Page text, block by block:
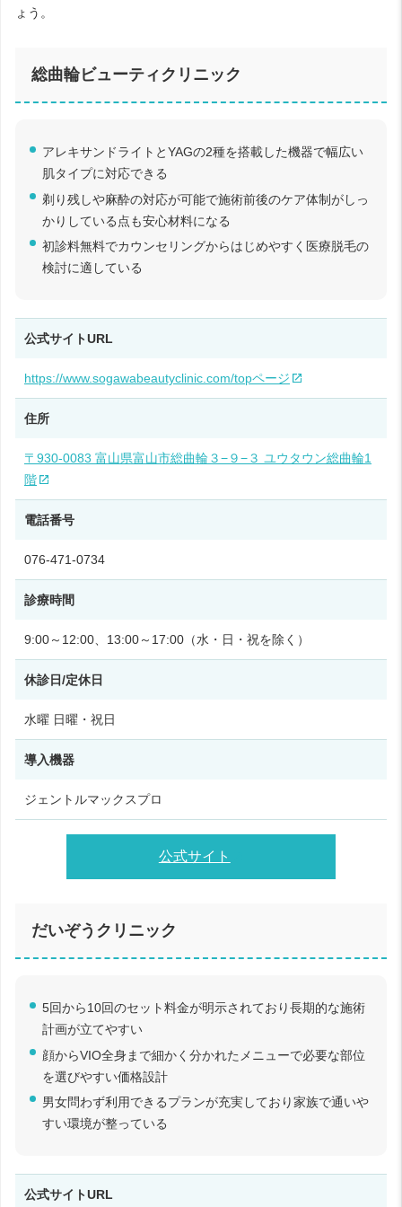
ょう。
総曲輪ビューティクリニック
アレキサンドライトとYAGの2種を搭載した機器で幅広い
肌タイプに対応できる
剃り残しや麻酔の対応が可能で施術前後のケア体制がしっ
かりしている点も安心材料になる
初診料無料でカウンセリングからはじめやすく医療脱毛の
検討に適している
公式サイトURL
https://www.sogawabeautyclinic.com/topページ
住所
〒930-0083 富山県富山市総曲輪３−９−３ ユウタウン総曲輪1
階
電話番号
076-471-0734
診療時間
9:00～12:00、13:00～17:00（水・日・祝を除く）
休診日/定休日
水曜 日曜・祝日
導入機器
ジェントルマックスプロ
公式サイト
だいぞうクリニック
5回から10回のセット料金が明示されており長期的な施術
計画が立てやすい
顔からVIO全身まで細かく分かれたメニューで必要な部位
を選びやすい価格設計
男女問わず利用できるプランが充実しており家族で通いや
すい環境が整っている
公式サイトURL